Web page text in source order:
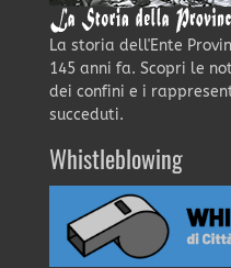
La storia dell'Ente
145 anni fa. Scopri le
dei confini e i
succeduti.
Whistleblowing